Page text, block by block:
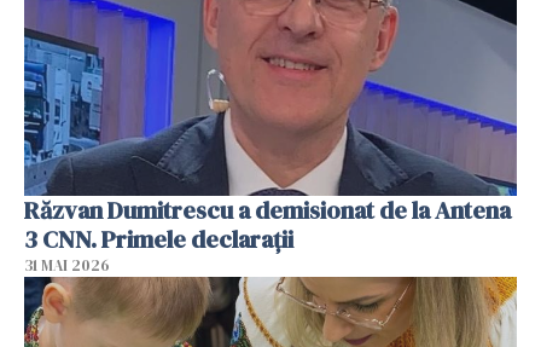
Răzvan Dumitrescu a demisionat de la Antena
3 CNN. Primele declarații
31 MAI 2026